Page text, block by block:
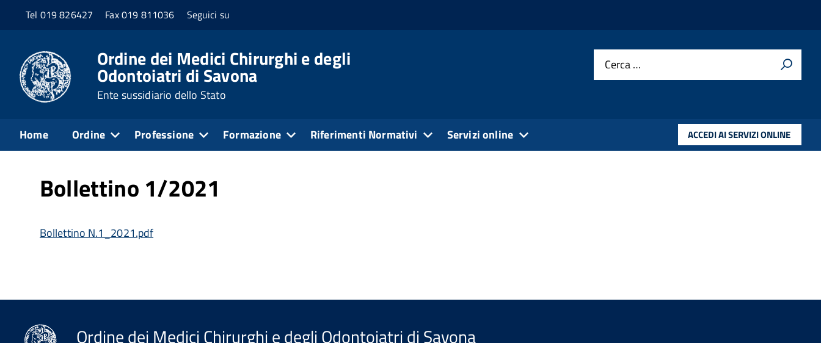
Tel 019 826427 Fax 019 811036 Seguici su
Ordine dei Medici Chirurghi e degli
Odontoiatri di Savona
Ente sussidiario dello Stato
Cerca …
Home Ordine Professione Formazione Riferimenti Normativi Servizi online ACCEDI AI SERVIZI ONLINE
Home Servizi online
Pubblicato: 16 Agosto 2021
Il Bollettino
Bollettino 1/2021
Bollettino N.1_2021.pdf
Ordine dei Medici Chirurghi e degli Odontoiatri di Savona